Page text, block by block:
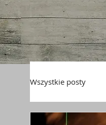
Wszystkie posty
pianka USG